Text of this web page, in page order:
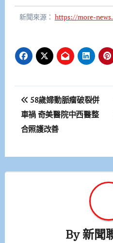
新聞來源： https://more-
文
章
導
覽
58歲婦動脈瘤破裂併
車禍 奇美醫院中西醫整
合照護改善
By新聞